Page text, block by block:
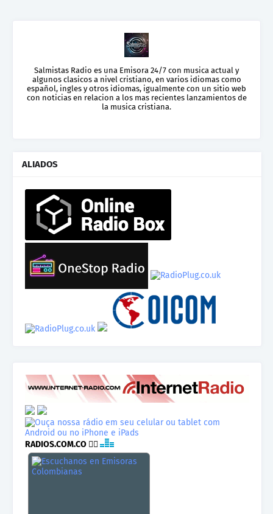
Salmistas Radio es una Emisora 24/7 con musica actual y
algunos clasicos a nivel cristiano, en varios idiomas como
español, ingles y otros idiomas, igualmente con un sitio web
con noticias en relacion a los mas recientes lanzamientos de
la musica cristiana.
ALIADOS
RADIOS.COM.CO 👉🏾